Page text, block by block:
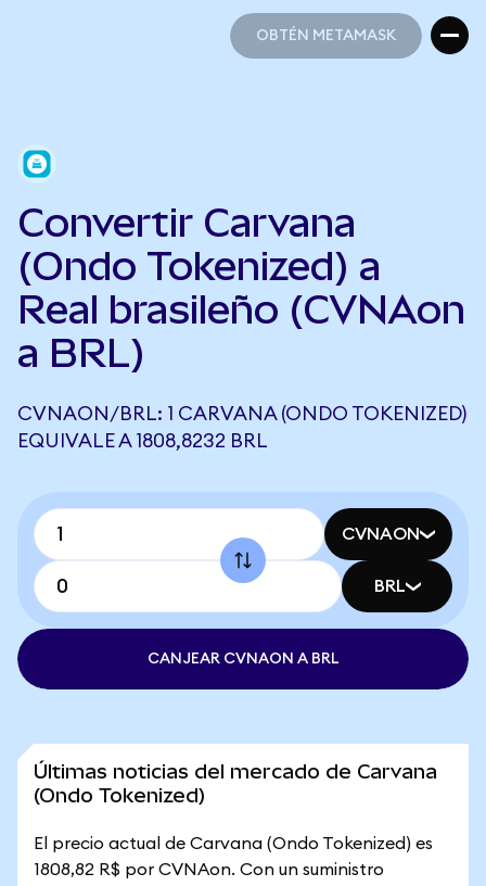
OBTÉN METAMASK
Convertir Carvana
(Ondo Tokenized) a
Real brasileño (CVNAon
a BRL)
CVNAON/BRL: 1 CARVANA (ONDO TOKENIZED)
EQUIVALE A 1808,8232 BRL
CVNAON
BRL
CANJEAR CVNAON A BRL
Últimas noticias del mercado de Carvana
(Ondo Tokenized)
El precio actual de Carvana (Ondo Tokenized) es
1808,82 R$ por CVNAon. Con un suministro